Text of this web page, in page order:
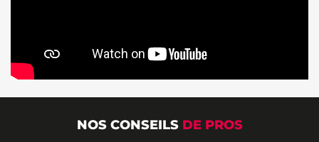
NOS CONSEILS DE PROS